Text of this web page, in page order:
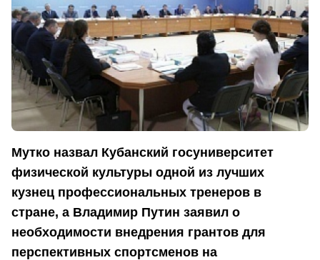
Мутко назвал Кубанский госуниверситет
физической культуры одной из лучших
кузнец профессиональных тренеров в
стране, а Владимир Путин заявил о
необходимости внедрения грантов для
перспективных спортсменов на